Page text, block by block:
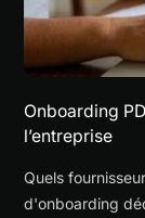
Onboarding
l’entreprise
Quels
d'onboarding